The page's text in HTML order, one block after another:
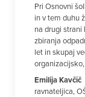
Pri Osnovni
in v tem duhu
na drugi
zbiranja
let in skupaj
Emilija Kavčič
ravnateljica,